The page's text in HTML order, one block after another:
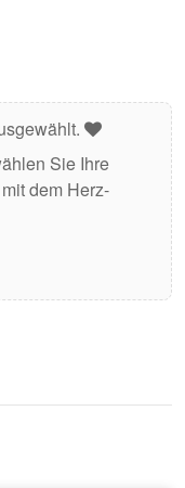
Sie Ihre
dem Herz-